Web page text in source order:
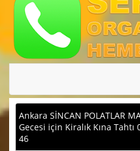
Ankara SİNCAN POLATLAR
Gecesi için Kiralık Kına
46